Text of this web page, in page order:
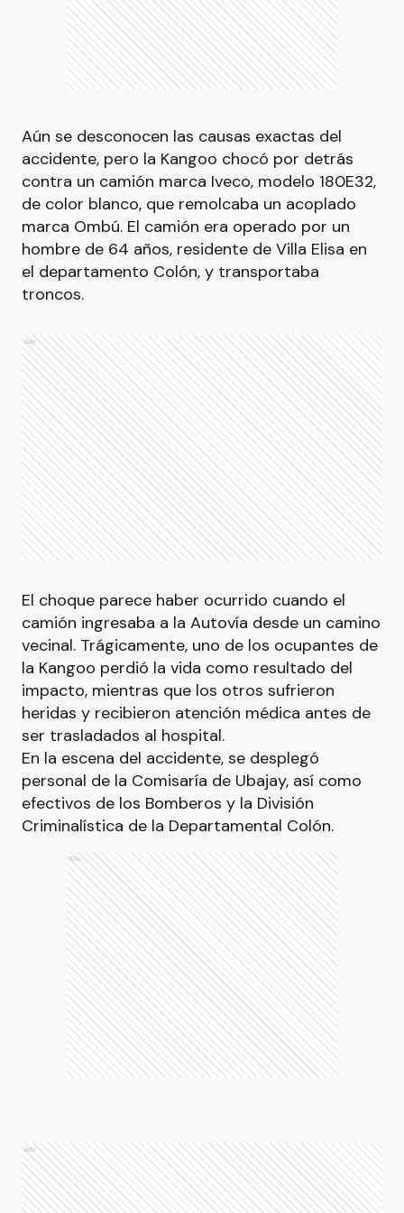
Aún se desconocen las causas exactas del
accidente, pero la Kangoo chocó por detrás
contra un camión marca Iveco, modelo 180E32,
de color blanco, que remolcaba un acoplado
marca Ombú. El camión era operado por un
hombre de 64 años, residente de Villa Elisa en
el departamento Colón, y transportaba
troncos.
Ads
El choque parece haber ocurrido cuando el
camión ingresaba a la Autovía desde un camino
vecinal. Trágicamente, uno de los ocupantes de
la Kangoo perdió la vida como resultado del
impacto, mientras que los otros sufrieron
heridas y recibieron atención médica antes de
ser trasladados al hospital.
En la escena del accidente, se desplegó
personal de la Comisaría de Ubajay, así como
efectivos de los Bomberos y la División
Criminalística de la Departamental Colón.
Ads
Ads